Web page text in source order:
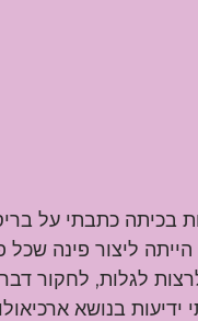
בכיתה כתבתי על
ליצור פינה שכל
לגלות, לחקור
ידיעות בנושא